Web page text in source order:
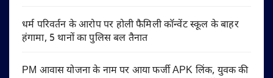
धर्म परिवर्तन के आरोप पर होली फैमिली कॉन्वेंट स्कूल के बाहर
हंगामा, 5 थानों का पुलिस बल तैनात
PM आवास योजना के नाम पर आया फर्जी APK लिंक, युवक की